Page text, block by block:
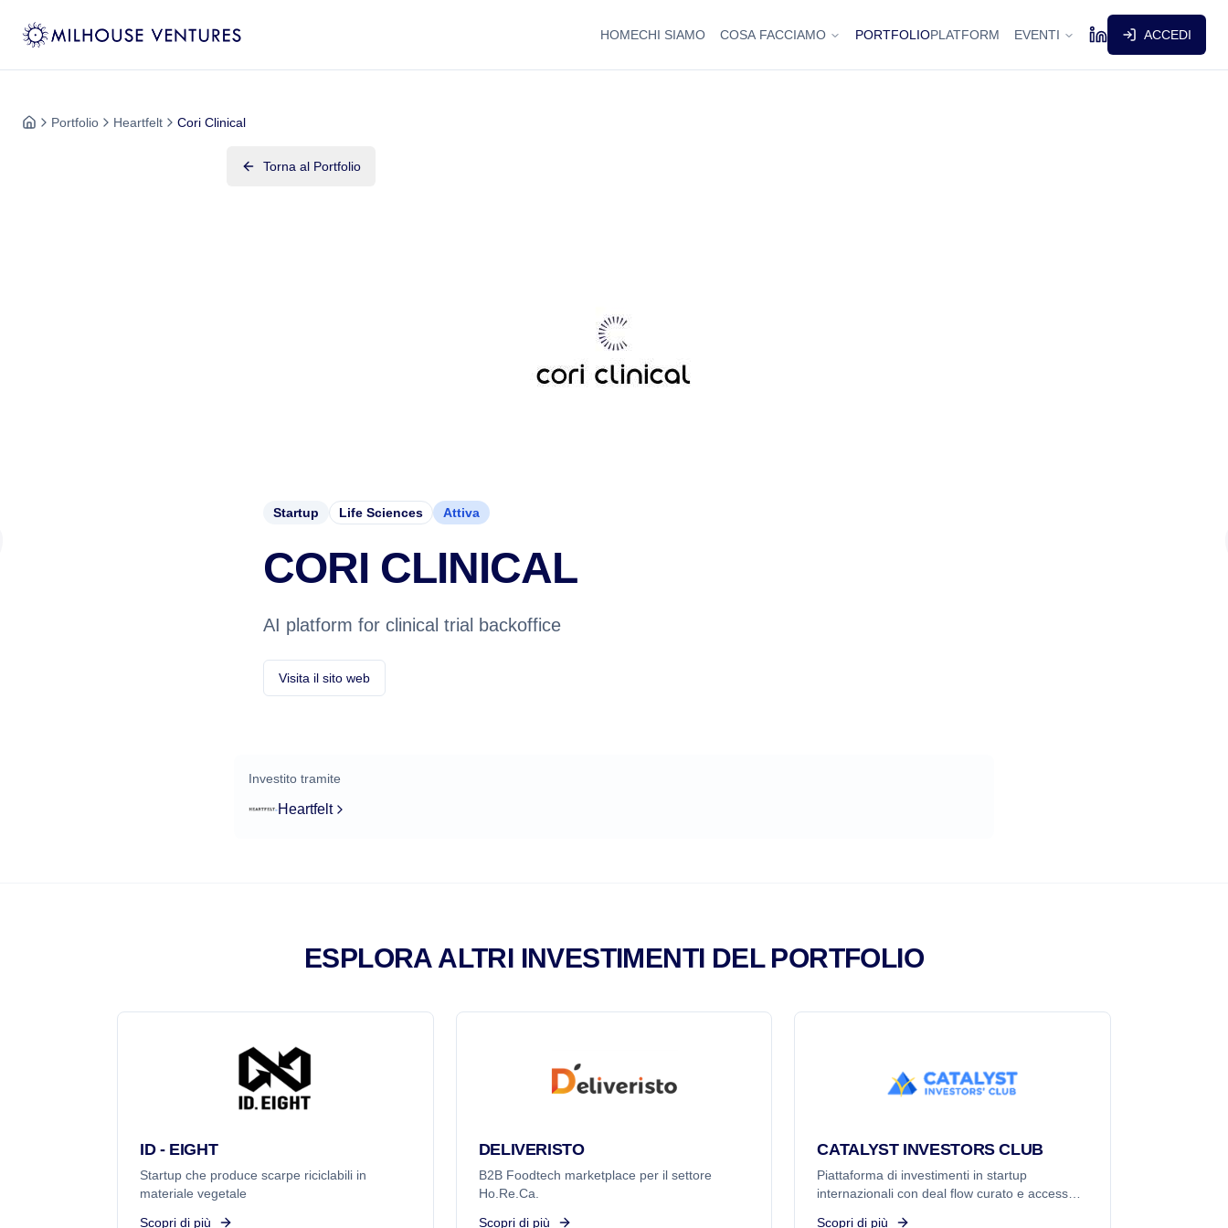
HOMECHI SIAMO COSA FACCIAMO PORTFOLIOPLATFORM EVENTI ACCEDI
Portfolio Heartfelt Cori Clinical
Torna al Portfolio
Startup Life Sciences Attiva
CORI CLINICAL
AI platform for clinical trial backoffice
Visita il sito web
Investito tramite
Heartfelt
ESPLORA ALTRI INVESTIMENTI DEL PORTFOLIO
ID - EIGHT
Startup che produce scarpe riciclabili in
materiale vegetale
Scopri di più
DELIVERISTO
B2B Foodtech marketplace per il settore
Ho.Re.Ca.
Scopri di più
CATALYST INVESTORS CLUB
Piattaforma di investimenti in startup
internazionali con deal flow curato e accesso a
Scopri di più